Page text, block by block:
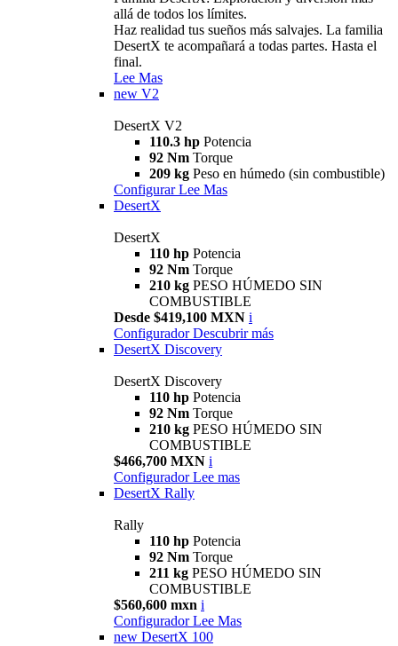
allá de todos los límites.
Haz realidad tus sueños más salvajes. La familia
DesertX te acompañará a todas partes. Hasta el
final.
Lee Mas
new V2
DesertX V2
110.3 hp Potencia
92 Nm Torque
209 kg Peso en húmedo (sin combustible)
Configurar Lee Mas
DesertX
DesertX
110 hp Potencia
92 Nm Torque
210 kg PESO HÚMEDO SIN
COMBUSTIBLE
Desde $419,100 MXN i
Configurador Descubrir más
DesertX Discovery
DesertX Discovery
110 hp Potencia
92 Nm Torque
210 kg PESO HÚMEDO SIN
COMBUSTIBLE
$466,700 MXN i
Configurador Lee mas
DesertX Rally
Rally
110 hp Potencia
92 Nm Torque
211 kg PESO HÚMEDO SIN
COMBUSTIBLE
$560,600 mxn i
Configurador Lee Mas
new DesertX 100